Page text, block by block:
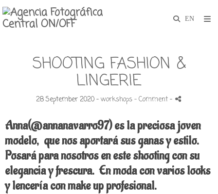
SHOOTING FASHION &
LINGERIE
28 September 2020 -workshops- Comment-
Anna(@annanavarro97) es la preciosa joven
modelo, que nos aportará sus ganas y estilo.
Posará para nosotros en este shooting con su
elegancia y frescura. En moda con varios looks
y lencería con make up profesional.